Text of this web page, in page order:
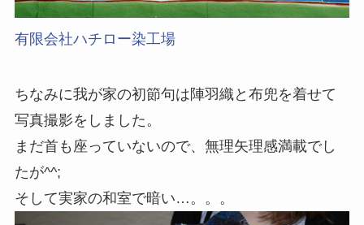
有限会社ハチロー染工場
ちなみに我が家の初節句は陣羽織と布兜を着せて
写真撮影をしました。
まだ首も座っていないので、無理矢理感満載でし
たが^^;
そして実家の和室で暗い…。。。